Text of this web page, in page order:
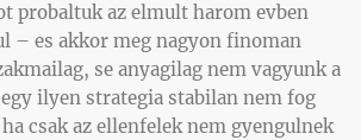
probaltuk az elmult harom evben
– es akkor meg nagyon finoman
se anyagilag nem vagyunk a
ilyen strategia stabilan nem fog
csak az ellenfelek nem gyengulnek